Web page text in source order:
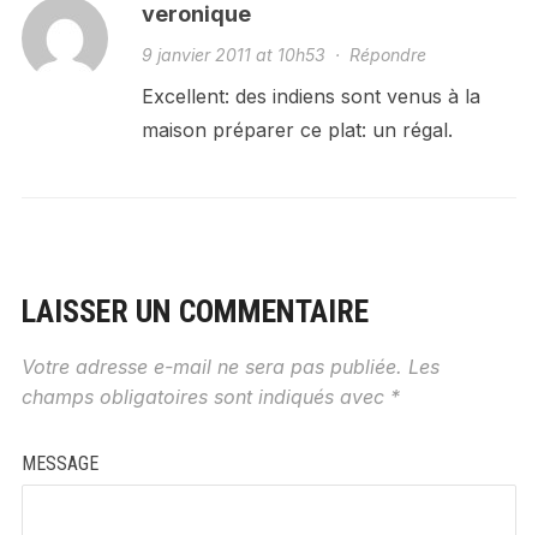
veronique
9 janvier 2011 at 10h53 · Répondre
Excellent: des indiens sont venus à la
maison préparer ce plat: un régal.
LAISSER UN COMMENTAIRE
Votre adresse e-mail ne sera pas publiée. Les
champs obligatoires sont indiqués avec *
MESSAGE